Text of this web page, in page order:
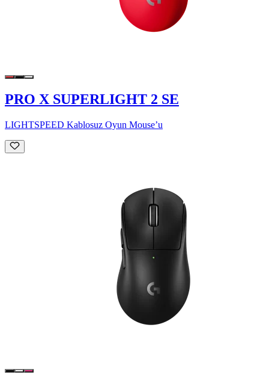
PRO X SUPERLIGHT 2 SE
LIGHTSPEED Kablosuz Oyun Mouse’u